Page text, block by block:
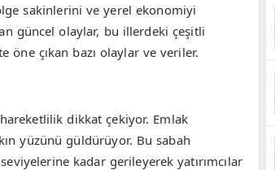
sakinlerini ve yerel ekonomiyi
güncel olaylar, bu illerdeki çeşitli
çıkan bazı olaylar ve veriler.
hareketlilik dikkat çekiyor. Emlak
yüzünü güldürüyor. Bu sabah
kadar gerileyerek yatırımcılar